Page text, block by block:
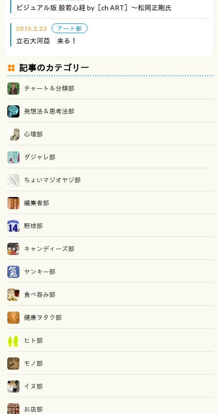
ビジュアル版 般若心経 by［ch ART］〜松岡正剛氏
2010.2.23 アート部
立石大河亞 来る！
記事のカテゴリー
チャート＆分類部
発想法＆思考法部
心理部
ダジャレ部
ちょいマジオヤジ部
編集者部
野球部
キャンディーズ部
ヤンキー部
食べ吞み部
健康ヲタク部
ヒト部
モノ部
イヌ部
お店部